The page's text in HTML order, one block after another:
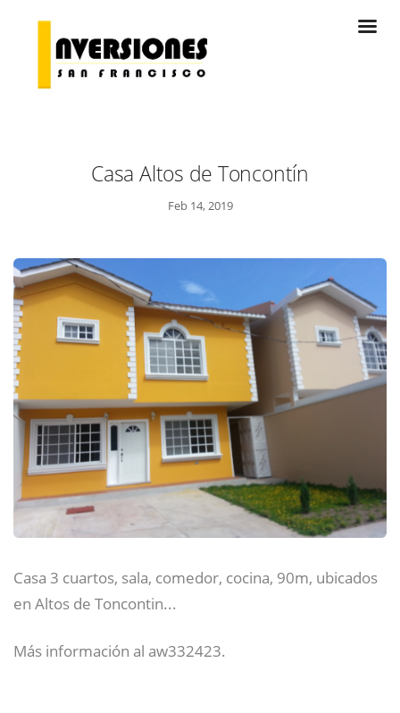
Casa Altos de Toncontín
Feb 14, 2019
Casa 3 cuartos, sala, comedor, cocina, 90m, ubicados
en Altos de Toncontin...
Más información al aw332423.